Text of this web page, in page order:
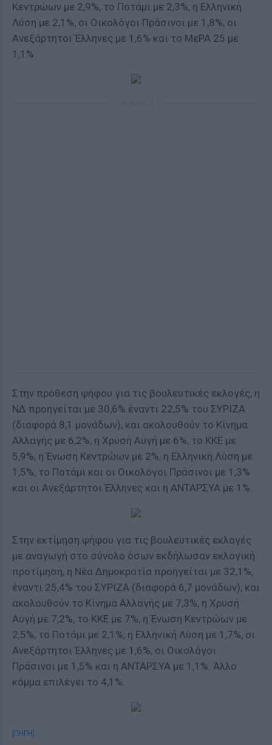
Κεντρώων με 2,9%, το Ποτάμι με 2,3%, η Ελληνική
Λύση με 2,1%, οι Οικολόγοι Πράσινοι με 1,8%, οι
Ανεξάρτητοι Έλληνες με 1,6% και το ΜεΡΑ 25 με
1,1%.
Στην πρόθεση ψήφου για τις βουλευτικές εκλογές, η
ΝΔ προηγείται με 30,6% έναντι 22,5% του ΣΥΡΙΖΑ
(διαφορά 8,1 μονάδων), και ακολουθούν το Κίνημα
Αλλαγής με 6,2%, η Χρυσή Αυγή με 6%, το ΚΚΕ με
5,9%, η Ένωση Κεντρώων με 2%, η Ελληνική Λύση με
1,5%, το Ποτάμι και οι Οικολόγοι Πράσινοι με 1,3%
και οι Ανεξάρτητοι Έλληνες και η ΑΝΤΑΡΣΥΑ με 1%.
Στην εκτίμηση ψήφου για τις βουλευτικές εκλογές
με αναγωγή στο σύνολο όσων εκδήλωσαν εκλογική
προτίμηση, η Νέα Δημοκρατία προηγείται με 32,1%,
έναντι 25,4% του ΣΥΡΙΖΑ (διαφορά 6,7 μονάδων), και
ακολουθούν το Κίνημα Αλλαγής με 7,3%, η Χρυσή
Αυγή με 7,2%, το ΚΚΕ με 7%, η Ένωση Κεντρώων με
2,5%, το Ποτάμι με 2,1%, η Ελληνική Λύση με 1,7%, οι
Ανεξάρτητοι Έλληνες με 1,6%, οι Οικολόγοι
Πράσινοι με 1,5% και η ΑΝΤΑΡΣΥΑ με 1,1%. Άλλο
κόμμα επιλέγει το 4,1%.
[ΠΗΓΗ]